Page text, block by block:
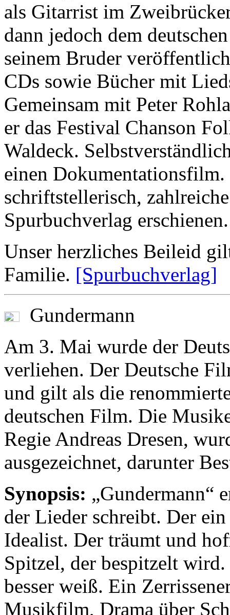
als Gitarrist im
dann jedoch dem
seinem Bruder
CDs sowie Bücher mit
Gemeinsam mit Peter
er das Festival Chanson
Waldeck.
einen Dokumentationsfilm.
schriftstellerisch,
Spurbuchverlag erschienen.
Unser herzliches Beileid
Familie. [Spurbuchverlag]
Gundermann
Am 3. Mai wurde der
verliehen. Der Deutsche
und gilt als die
deutschen Film. Die
Regie Andreas Dresen,
ausgezeichnet, darunter
Synopsis: „Gundermann“
der Lieder schreibt. Der
Idealist. Der träumt und
Spitzel, der bespitzelt
besser weiß. Ein
Musikfilm, Drama über